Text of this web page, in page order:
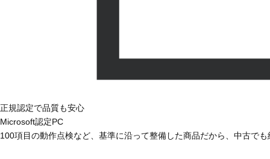
正規認定で品質も安心
Microsoft認定PC
100項目の動作点検など、基準に沿って整備した商品だから、中古で